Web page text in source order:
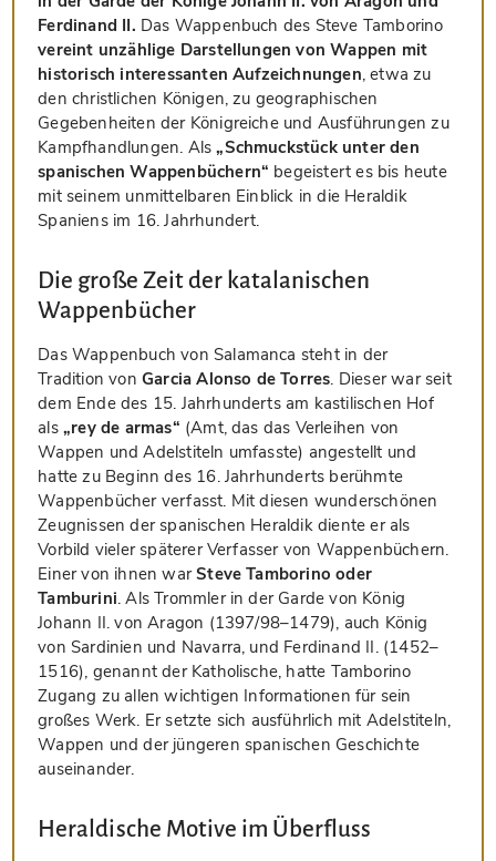
Ferdinand II. Das Wappenbuch des Steve Tamborino
vereint unzählige Darstellungen von Wappen mit
historisch interessanten Aufzeichnungen, etwa zu
den christlichen Königen, zu geographischen
Gegebenheiten der Königreiche und Ausführungen zu
Kampfhandlungen. Als„Schmuckstück unter den
spanischen Wappenbüchern“ begeistert es bis heute
mit seinem unmittelbaren Einblick in die Heraldik
Spaniens im 16. Jahrhundert.
Die große Zeit der katalanischen
Wappenbücher
Das Wappenbuch von Salamanca steht in der
Tradition von Garcia Alonso de Torres. Dieser war seit
dem Ende des 15. Jahrhunderts am kastilischen Hof
als„rey de armas“ (Amt, das das Verleihen von
Wappen und Adelstiteln umfasste) angestellt und
hatte zu Beginn des 16. Jahrhunderts berühmte
Wappenbücher verfasst. Mit diesen wunderschönen
Zeugnissen der spanischen Heraldik diente er als
Vorbild vieler späterer Verfasser von Wappenbüchern.
Einer von ihnen warSteve Tamborino oder
Tamburini. Als Trommler in der Garde von König
Johann II. von Aragon (1397/98–1479), auch König
von Sardinien und Navarra, und Ferdinand II. (1452–
1516), genannt der Katholische, hatte Tamborino
Zugang zu allen wichtigen Informationen für sein
großes Werk. Er setzte sich ausführlich mit Adelstiteln,
Wappen und der jüngeren spanischen Geschichte
auseinander.
Heraldische Motive im Überfluss